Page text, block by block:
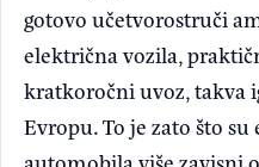
gotovo učetvorostruči
električna vozila,
kratkoročni uvoz, takva
Evropu. To je zato što